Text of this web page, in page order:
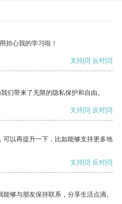
担心我的学习啦！
支持[0] 反对[0]
们带来了无限的隐私保护和自由。
支持[0] 反对[0]
可以再提升一下，比如能够支持更多地
支持[0] 反对[0]
够与朋友保持联系，分享生活点滴。